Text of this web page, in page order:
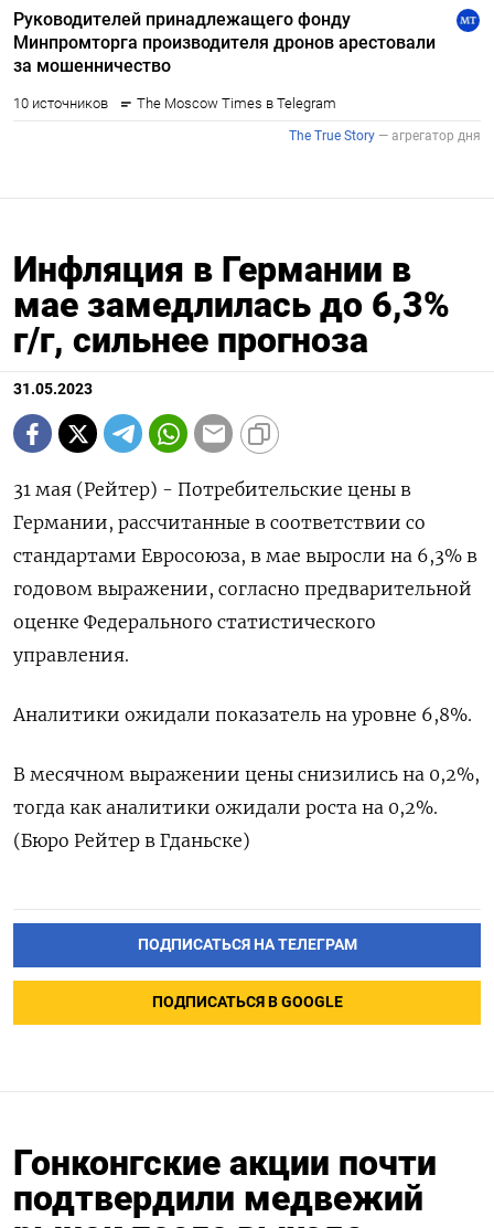
Инфляция в Германии в
мае замедлилась до 6,3%
г/г, сильнее прогноза
31.05.2023
31 мая (Рейтер) - Потребительские цены в
Германии, рассчитанные в соответствии со
стандартами Евросоюза, в мае выросли на 6,3% в
годовом выражении, согласно предварительной
оценке Федерального статистического
управления.
Аналитики ожидали показатель на уровне 6,8%.
В месячном выражении цены снизились на 0,2%,
тогда как аналитики ожидали роста на 0,2%.
(Бюро Рейтер в Гданьске)
ПОДПИСАТЬСЯ НА ТЕЛЕГРАМ
ПОДПИСАТЬСЯ В GOOGLE
Гонконгские акции почти
подтвердили медвежий